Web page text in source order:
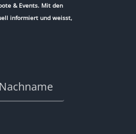
& Events. Mit den
informiert und weisst,